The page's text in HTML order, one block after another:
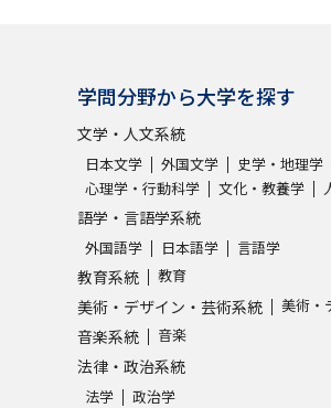
データサイエンス特
進路の３択
新学年スタート号
SELFBRAND特集ペ
オープンキャ
オープンキャンパス
来場型・Web型イベ
学問分野から大学を探す
文学・人文系統
日本文学 外国文学 史学・地理学
心理学・行動科学
文化・教養学
語学・言語学系統
外国語学 日本語学 言語学
教育系統 教育
美術・デザイン・芸術系統 美術・
音楽系統 音楽
法律・政治系統
法学 政治学